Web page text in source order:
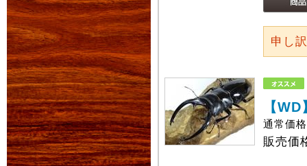
申し
【
通常価
販売価